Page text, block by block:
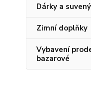
Dárky a
Zimní doplňky
Vybavení
bazarové